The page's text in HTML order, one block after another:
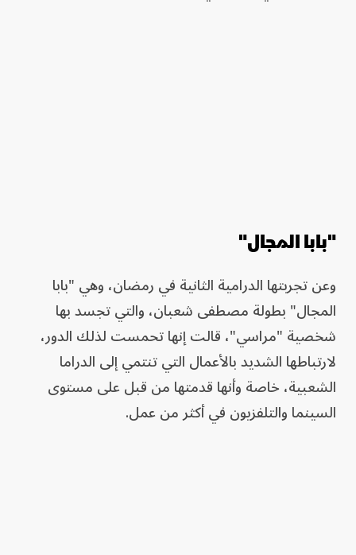
"بابا المجال"
وعن تجربتها الدرامية الثانية في رمضان، وهي "بابا
المجال" بطولة مصطفى شعبان، والتي تجسد بها
شخصية "مراسي"، قالت إنها تحمست لذلك الدور،
لارتباطها الشديد بالأعمال التي تنتمي إلى الدراما
الشعبية، خاصة وأنها قدمتها من قبل على مستوى
السينما والتلفزيون في أكثر من عمل.